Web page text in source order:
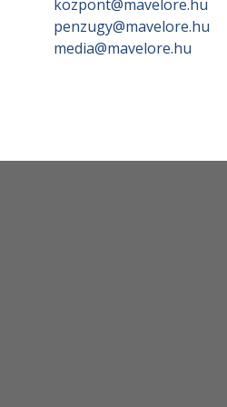
kozpont@mavelore.hu
penzugy@mavelore.hu
media@mavelore.hu